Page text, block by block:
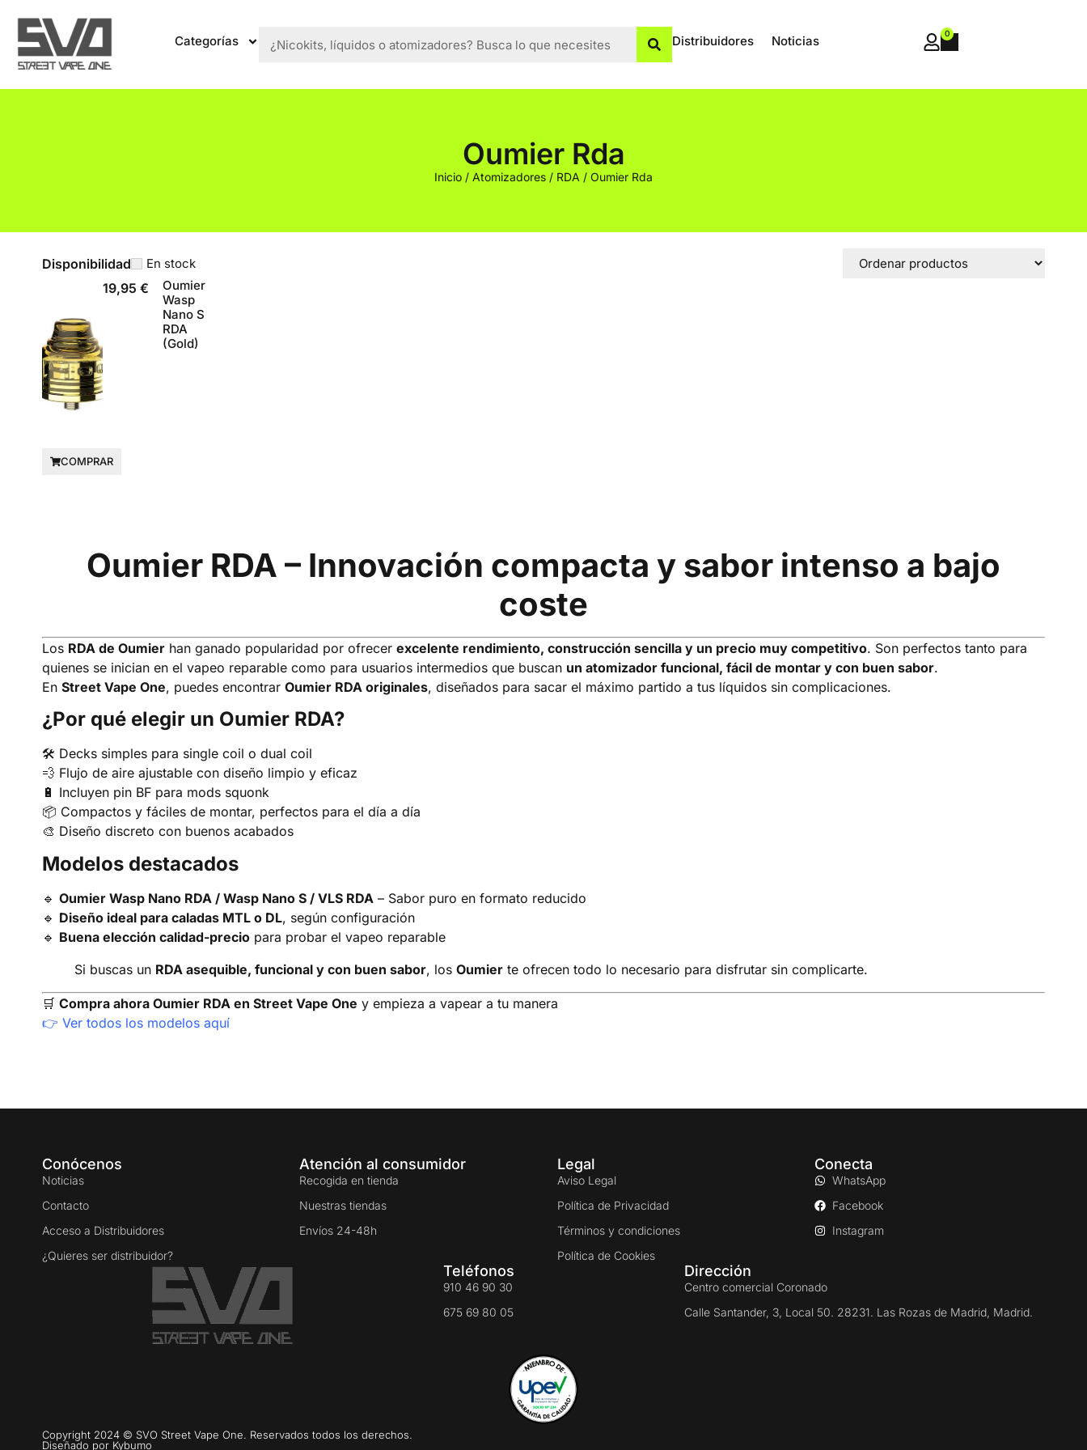
Categorías Distribuidores Noticias 0
Oumier Rda
Inicio / Atomizadores / RDA / Oumier Rda
Disponibilidad En stock
19,95 €
Oumier
Wasp
Nano S
RDA
(Gold)
COMPRAR
Oumier RDA – Innovación compacta y sabor intenso a bajo
coste
Los RDA de Oumier han ganado popularidad por ofrecer excelente rendimiento, construcción sencilla y un precio muy competitivo. Son perfectos tanto para
quienes se inician en el vapeo reparable como para usuarios intermedios que buscan un atomizador funcional, fácil de montar y con buen sabor.
En Street Vape One, puedes encontrar Oumier RDA originales, diseñados para sacar el máximo partido a tus líquidos sin complicaciones.
¿Por qué elegir un Oumier RDA?
🛠️ Decks simples para single coil o dual coil
💨 Flujo de aire ajustable con diseño limpio y eficaz
🔋 Incluyen pin BF para mods squonk
📦 Compactos y fáciles de montar, perfectos para el día a día
🎨 Diseño discreto con buenos acabados
Modelos destacados
🔹 Oumier Wasp Nano RDA / Wasp Nano S / VLS RDA – Sabor puro en formato reducido
🔹 Diseño ideal para caladas MTL o DL, según configuración
🔹 Buena elección calidad-precio para probar el vapeo reparable
Si buscas un RDA asequible, funcional y con buen sabor, los Oumier te ofrecen todo lo necesario para disfrutar sin complicarte.
🛒 Compra ahora Oumier RDA en Street Vape One y empieza a vapear a tu manera
👉 Ver todos los modelos aquí
Conócenos
Noticias
Contacto
Acceso a Distribuidores
¿Quieres ser distribuidor?
Atención al consumidor
Recogida en tienda
Nuestras tiendas
Envíos 24-48h
Legal
Aviso Legal
Política de Privacidad
Términos y condiciones
Política de Cookies
Conecta
WhatsApp
Facebook
Instagram
Teléfonos
910 46 90 30
675 69 80 05
Dirección
Centro comercial Coronado
Calle Santander, 3, Local 50. 28231. Las Rozas de Madrid, Madrid.
Copyright 2024 © SVO Street Vape One. Reservados todos los derechos.
Diseñado por Kybumo